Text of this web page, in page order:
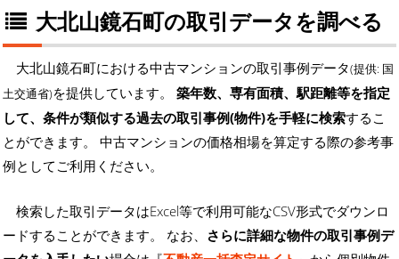
大北山鏡石町の取引データを調べる
大北山鏡石町における中古マンションの取引事例データ(提供: 国
土交通省)を提供しています。 築年数、専有面積、駅距離等を指定
して、条件が類似する過去の取引事例(物件)を手軽に検索するこ
とができます。 中古マンションの価格相場を算定する際の参考事
例としてご利用ください。
検索した取引データはExcel等で利用可能なCSV形式でダウンロ
ードすることができます。 なお、 さらに詳細な物件の取引事例デ